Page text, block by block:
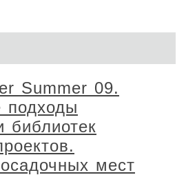
Summer 09.
подходы
библиотек
мест